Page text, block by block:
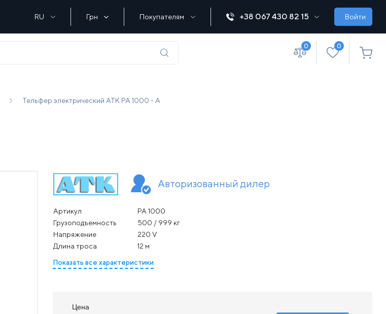
RU Грн Покупателям +38 067 430 82 15 Войти
0 0
Тельфер электрический АТК РА 1000 - А
Авторизованный дилер
Артикул
РА 1000
Грузоподъемность
500 / 999 кг
Напряжение
220 V
Длина троса
12 м
Показать все характеристики
Цена